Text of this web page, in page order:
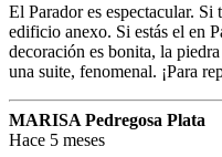
El Parador es espectacular. Si
edificio anexo. Si estás el en
decoración es bonita, la
una suite, fenomenal. ¡Para
MARISA Pedregosa Plata
Hace 5 meses